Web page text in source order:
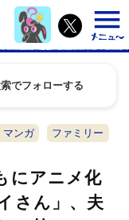
でフォローする
マンガ ファミリー
にアニメ化
さん」、夫